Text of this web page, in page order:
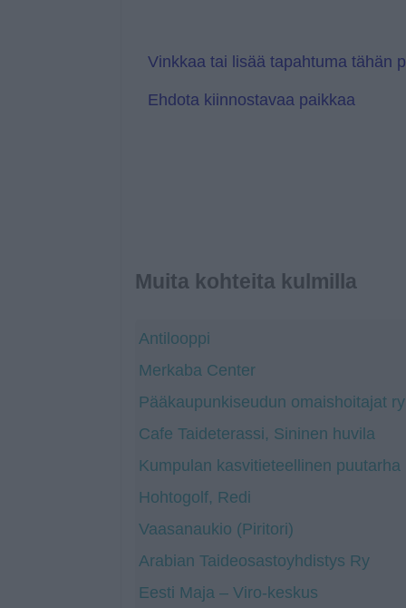
l
e
Vinkkaa tai lisää tapahtuma tähän
Ehdota kiinnostavaa paikkaa
Muita kohteita kulmilla
Antilooppi
Merkaba Center
Pääkaupunkiseudun omaishoitajat ry
Cafe Taideterassi, Sininen huvila
Kumpulan kasvitieteellinen puutarha
Hohtogolf, Redi
Vaasanaukio (Piritori)
Arabian Taideosastoyhdistys Ry
Eesti Maja – Viro-keskus